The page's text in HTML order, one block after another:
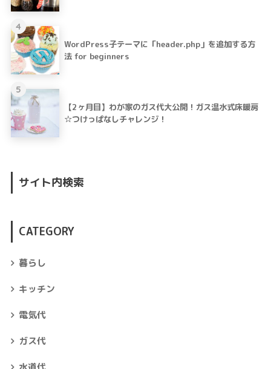
4
WordPress子テーマに「header.php」を追加する方
法 for beginners
5
【2ヶ月目】わが家のガス代大公開！ガス温水式床暖房
☆つけっぱなしチャレンジ！
サイト内検索
CATEGORY
暮らし
キッチン
電気代
ガス代